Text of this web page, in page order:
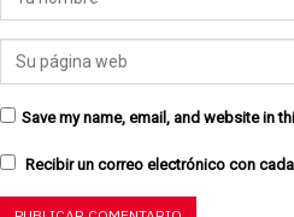
Save my name, email, and website in
Recibir un correo electrónico con